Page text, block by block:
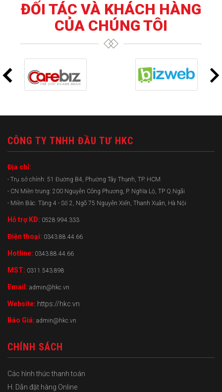
ĐỐI TÁC VÀ KHÁCH HÀNG
CỦA CHÚNG TÔI
CÔNG TY TNHH ĐẦU TƯ HKC
Địa chỉ:
- Trụ sở chính: 51 Đường B4, Phường Tây Thạnh, TP. HCM
- CN Miền trung: 200 Nguyễn Công Phương, P. Nghĩa Lộ, TP Q.Ngãi
- Miền Bắc: Tầng 4 - Số 2, Ngõ 75 Nguyễn Xiển, Thanh Xuân, Hà Nội
Hỗ trợ KD: 0528.994.333
Điện thoại: 0343.88.44.66
Hotline: 0343.88.44.66
MST: 0311.543.898
Email: admin@hkc.vn
Website: https://hkc.vn
Báo Giá: admin@hkc.vn
CHÍNH SÁCH
Các hình thức thanh toán
H. Dẫn đặt hàng Online